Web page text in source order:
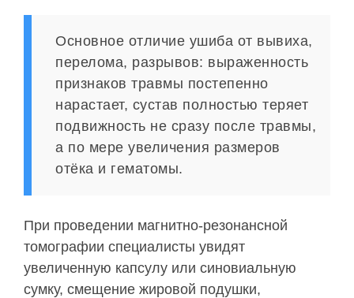
Основное отличие ушиба от вывиха,
перелома, разрывов: выраженность
признаков травмы постепенно
нарастает, сустав полностью теряет
подвижность не сразу после травмы,
а по мере увеличения размеров
отёка и гематомы.
При проведении магнитно-резонансной
томографии специалисты увидят
увеличенную капсулу или синовиальную
сумку, смещение жировой подушки,